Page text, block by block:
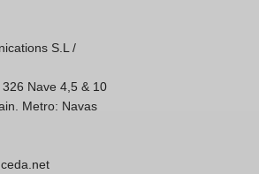
S.L /
Nave 4,5 & 10
Metro: Navas